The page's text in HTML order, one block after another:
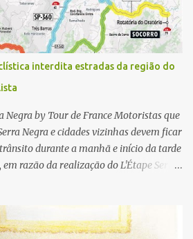
interdita estradas da região do
Negra by Tour de France Motoristas que
Negra e cidades vizinhas devem ficar
durante a manhã e início da tarde
razão da realização do L'Étape Serra
regiões do país e terá percursos
de Serra Negra, Amparo, Monte Alegre